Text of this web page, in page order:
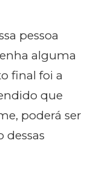
pessoa
alguma
final foi a
que
poderá ser
dessas